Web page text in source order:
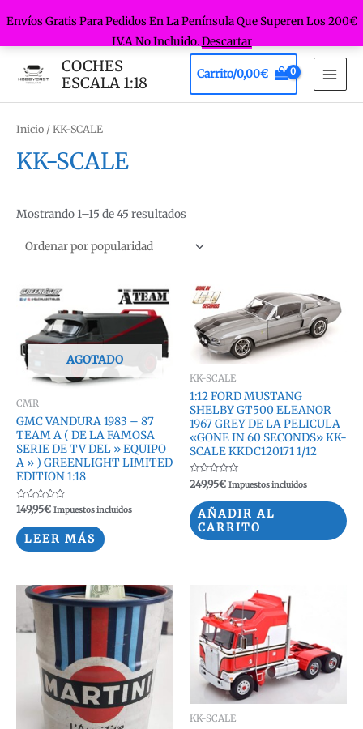
Envíos Gratis Para Pedidos En La Península Que Superen Los 200€
I.V.A No Incluido.Descartar
COCHES
ESCALA 1:18
Carrito/0,00€
Inicio / KK-SCALE
KK-SCALE
Mostrando 1–15 de 45 resultados
AGOTADO
CMR
GMC VANDURA 1983 – 87
TEAM A ( DE LA FAMOSA
SERIE DE TV DEL » EQUIPO
A » ) GREENLIGHT LIMITED
EDITION 1:18
Valorado
con
de
5
149,95€ Impuestos incluidos
LEER MÁS
KK-SCALE
1:12 FORD MUSTANG
SHELBY GT500 ELEANOR
1967 GREY DE LA PELICULA
«GONE IN 60 SECONDS» KK-
SCALE KKDC120171 1/12
Valorado
con
de
5
249,95€ Impuestos incluidos
AÑADIR AL
CARRITO
KK-SCALE